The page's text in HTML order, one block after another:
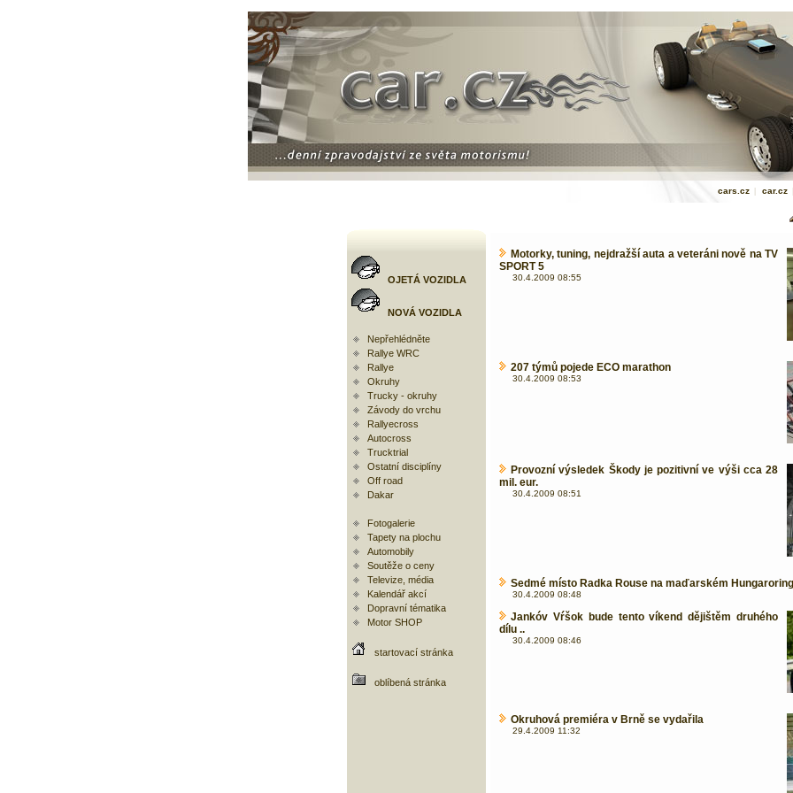
cars.cz | car.cz
OJETÁ VOZIDLA
NOVÁ VOZIDLA
Nepřehlédněte
Rallye WRC
Rallye
Okruhy
Trucky - okruhy
Závody do vrchu
Rallyecross
Autocross
Trucktrial
Ostatní disciplíny
Off road
Dakar
Fotogalerie
Tapety na plochu
Automobily
Soutěže o ceny
Televize, média
Kalendář akcí
Dopravní tématika
Motor SHOP
startovací stránka
oblíbená stránka
Motorky, tuning, nejdražší auta a veteráni nově na TV
SPORT 5
30.4.2009 08:55
207 týmů pojede ECO marathon
30.4.2009 08:53
Provozní výsledek Škody je pozitivní ve výši cca 28
mil. eur.
30.4.2009 08:51
Sedmé místo Radka Rouse na maďarském
30.4.2009 08:48
Jankóv Vŕšok bude tento víkend dějištěm druhého
dílu ..
30.4.2009 08:46
Okruhová premiéra v Brně se vydařila
29.4.2009 11:32